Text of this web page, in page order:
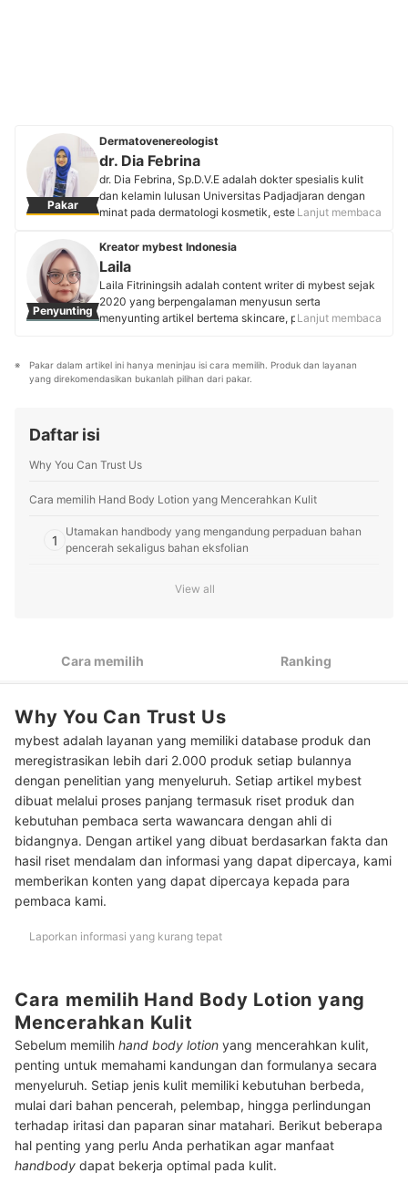
Pakar
Dermatovenereologist
dr. Dia Febrina
dr. Dia Febrina, Sp.D.V.E adalah dokter spesialis kulit
dan kelamin lulusan Universitas Padjadjaran dengan
minat pada dermatologi kosmetik, estetik, dan tumor
Dr. Derm Skin Care, beliau aktif mengedukasi
masyarakat tentang kesehatan kulit dan estetik melalui
konsultasi langsung maupun media sosial demi
menghadirkan layanan yang komprehensif. Edukasinya
menjadi rujukan terpercaya dalam kesehatan kulit dan
estetik di Bekasi.
Lanjut membaca
Penyunting
Kreator mybest Indonesia
Laila
Laila Fitriningsih adalah content writer di mybest sejak
2020 yang berpengalaman menyusun serta
menyunting artikel bertema skincare, perawatan tubuh,
rumah tangga dan dapur, Laila memiliki wawasan luas
dalam membaca tren produk-produk di pasaran. Kini, ia
Lanjut membaca
Pakar dalam artikel ini hanya meninjau isi cara memilih. Produk dan layanan
yang direkomendasikan bukanlah pilihan dari pakar.
Daftar isi
Why You Can Trust Us
Cara memilih Hand Body Lotion yang Mencerahkan Kulit
1
Utamakan handbody yang mengandung perpaduan bahan
pencerah sekaligus bahan eksfolian
iritan, seperti fragrance dan alkohol
jika kulit Anda kering
dilengkapi broad spectrum
Peringkat Hand Body Lotion yang Mencerahkan Kulit Terbaik
Apakah penggunaan handbody mencerahkan kulit?
Baca juga rekomendasi produk handbody lotion lainnya di sini
View all
Cara memilih Ranking
Why You Can Trust Us
mybest adalah layanan yang memiliki database produk dan
meregistrasikan lebih dari 2.000 produk setiap bulannya
dengan penelitian yang menyeluruh. Setiap artikel mybest
dibuat melalui proses panjang termasuk riset produk dan
kebutuhan pembaca serta wawancara dengan ahli di
bidangnya. Dengan artikel yang dibuat berdasarkan fakta dan
hasil riset mendalam dan informasi yang dapat dipercaya, kami
memberikan konten yang dapat dipercaya kepada para
pembaca kami.
Laporkan informasi yang kurang tepat
Cara memilih Hand Body Lotion yang
Mencerahkan Kulit
Sebelum memilih hand body lotion yang mencerahkan kulit,
penting untuk memahami kandungan dan formulanya secara
menyeluruh. Setiap jenis kulit memiliki kebutuhan berbeda,
mulai dari bahan pencerah, pelembap, hingga perlindungan
terhadap iritasi dan paparan sinar matahari. Berikut beberapa
hal penting yang perlu Anda perhatikan agar manfaat
handbody dapat bekerja optimal pada kulit.